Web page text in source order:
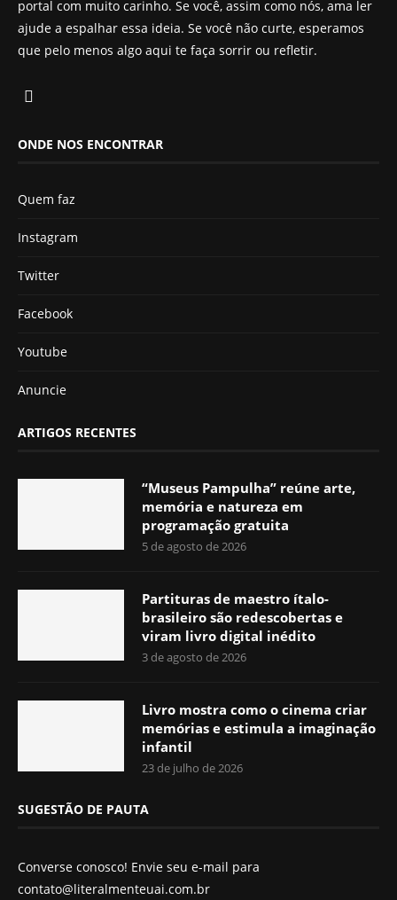
portal com muito carinho. Se você, assim como nós, ama ler
ajude a espalhar essa ideia. Se você não curte, esperamos
que pelo menos algo aqui te faça sorrir ou refletir.
ONDE NOS ENCONTRAR
Quem faz
Instagram
Twitter
Facebook
Youtube
Anuncie
ARTIGOS RECENTES
“Museus Pampulha” reúne arte,
memória e natureza em
programação gratuita
5 de agosto de 2026
Partituras de maestro ítalo-
brasileiro são redescobertas e
viram livro digital inédito
3 de agosto de 2026
Livro mostra como o cinema criar
memórias e estimula a imaginação
infantil
23 de julho de 2026
SUGESTÃO DE PAUTA
Converse conosco! Envie seu e-mail para
contato@literalmenteuai.com.br